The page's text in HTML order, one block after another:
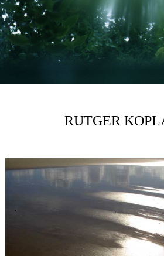
RUTGER